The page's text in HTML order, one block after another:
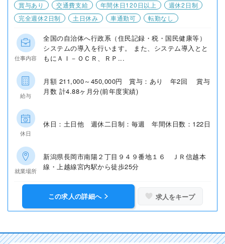
賞与あり
交通費支給 年間休日120日以上
週休2日制
完全週休2日制
土日休み 車通勤可 転勤なし
仕事内容
全国の自治体へ行政系（住民記録・税・国民健康等）
システムの導入を行います。 また、システム導入とと
もにＡＩ－ＯＣＲ、ＲＰ...
給与
月額 211,000～450,000円 賞与：あり 年2回 賞与
月数 計4.88ヶ月分(前年度実績)
休日
休日：土日他 週休二日制：毎週 年間休日数：122日
就業場所
新潟県長岡市南陽２丁目９４９番地１６ ＪＲ信越本
線・上越線宮内駅から徒歩25分
この求人の詳細へ 求人をキープ